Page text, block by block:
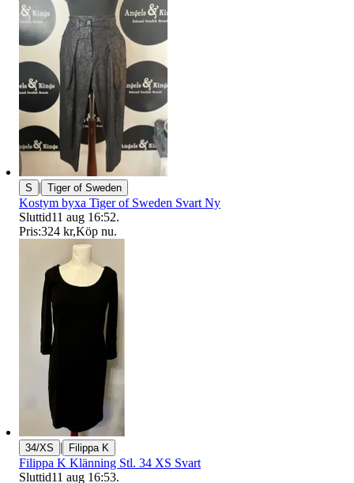
S | Tiger of Sweden
Kostym byxa Tiger of Sweden Svart Ny
Sluttid11 aug 16:52.
Pris:324 kr,Köp nu.
34/XS | Filippa K
Filippa K Klänning Stl. 34 XS Svart
Sluttid11 aug 16:53.